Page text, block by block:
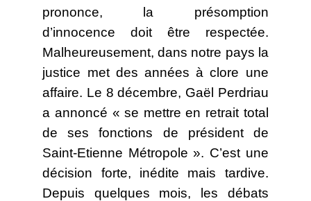
prononce, la présomption
d’innocence doit être respectée.
Malheureusement, dans notre pays la
justice met des années à clore une
affaire. Le 8 décembre, Gaël Perdriau
a annoncé « se mettre en retrait total
de ses fonctions de président de
Saint-Etienne Métropole ». C’est une
décision forte, inédite mais tardive.
Depuis quelques mois, les débats